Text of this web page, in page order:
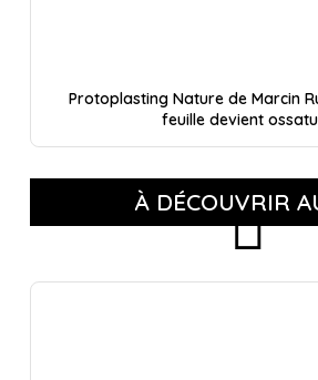
Protoplasting Nature de Marcin
feuille devient
À DÉCOUVRIR